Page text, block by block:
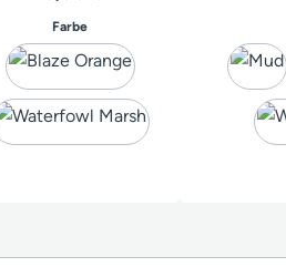
Farbeauswählen